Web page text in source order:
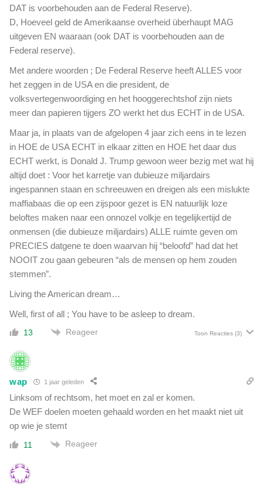
DAT is voorbehouden aan de Federal Reserve).
D, Hoeveel geld de Amerikaanse overheid überhaupt MAG
uitgeven EN waaraan (ook DAT is voorbehouden aan de
Federal reserve).
Met andere woorden ; De Federal Reserve heeft ALLES voor
het zeggen in de USA en die president, de
volksvertegenwoordiging en het hooggerechtshof zijn niets
meer dan papieren tijgers ZO werkt het dus ECHT in de USA.
Maar ja, in plaats van de afgelopen 4 jaar zich eens in te lezen
in HOE de USA ECHT in elkaar zitten en HOE het daar dus
ECHT werkt, is Donald J. Trump gewoon weer bezig met wat hij
altijd doet : Voor het karretje van dubieuze miljardairs
ingespannen staan en schreeuwen en dreigen als een mislukte
maffiabaas die op een zijspoor gezet is EN natuurlijk loze
beloftes maken naar een onnozel volkje en tegelijkertijd de
onmensen (die dubieuze miljardairs) ALLE ruimte geven om
PRECIES datgene te doen waarvan hij “beloofd” had dat het
NOOIT zou gaan gebeuren “als de mensen op hem zouden
stemmen”.
Living the American dream…
Well, first of all ; You have to be asleep to dream.
13 Reageer Toon Reacties (3)
wap 1 jaar geleden
Linksom of rechtsom, het moet en zal er komen.
De WEF doelen moeten gehaald worden en het maakt niet uit
op wie je stemt
11 Reageer